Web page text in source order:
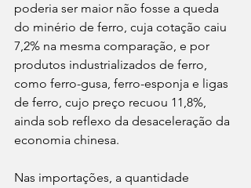
poderia ser maior não fosse a queda
do minério de ferro, cuja cotação caiu
7,2% na mesma comparação, e por
produtos industrializados de ferro,
como ferro-gusa, ferro-esponja e ligas
de ferro, cujo preço recuou 11,8%,
ainda sob reflexo da desaceleração da
economia chinesa.
Nas importações, a quantidade